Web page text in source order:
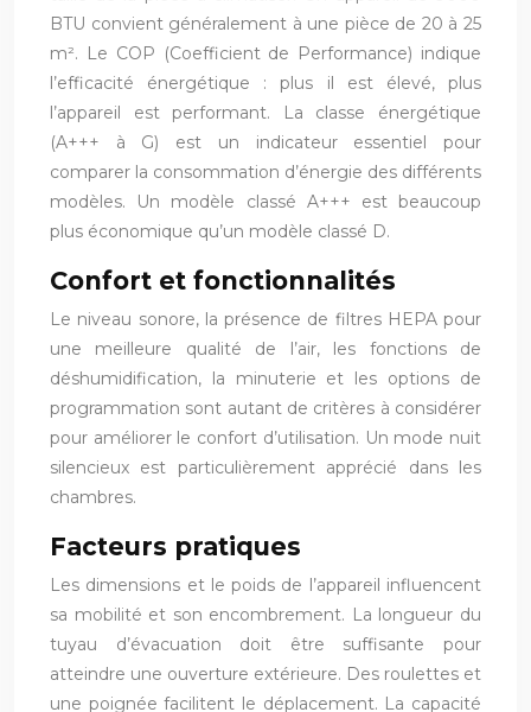
BTU convient généralement à une pièce de 20 à 25
m². Le COP (Coefficient de Performance) indique
l’efficacité énergétique : plus il est élevé, plus
l’appareil est performant. La classe énergétique
(A+++ à G) est un indicateur essentiel pour
comparer la consommation d’énergie des différents
modèles. Un modèle classé A+++ est beaucoup
plus économique qu’un modèle classé D.
Confort et fonctionnalités
Le niveau sonore, la présence de filtres HEPA pour
une meilleure qualité de l’air, les fonctions de
déshumidification, la minuterie et les options de
programmation sont autant de critères à considérer
pour améliorer le confort d’utilisation. Un mode nuit
silencieux est particulièrement apprécié dans les
chambres.
Facteurs pratiques
Les dimensions et le poids de l’appareil influencent
sa mobilité et son encombrement. La longueur du
tuyau d’évacuation doit être suffisante pour
atteindre une ouverture extérieure. Des roulettes et
une poignée facilitent le déplacement. La capacité